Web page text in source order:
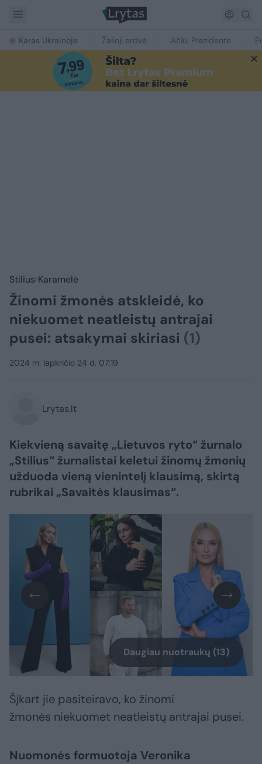
Karas Ukrainoje Žalioji erdvė Ačiū, Prezidente
Stilius Karamelė
Žinomi žmonės atskleidė, ko
niekuomet neatleistų antrajai
pusei: atsakymai skiriasi (1)
2024 m. lapkričio 24 d. 07:19
Lrytas.lt
Kiekvieną savaitę „Lietuvos ryto“ žurnalo
„Stilius“ žurnalistai keletui žinomų žmonių
užduoda vieną vienintelį klausimą, skirtą
rubrikai „Savaitės klausimas“.
Daugiau nuotraukų (13)
Šįkart jie pasiteiravo, ko žinomi
žmonės niekuomet neatleistų antrajai pusei.
Nuomonės formuotoja Veronika